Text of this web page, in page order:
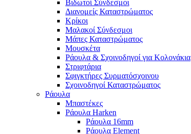
Βιδωτοί Σύνδεσμοι
Διανομείς Καταστρώματος
Κρίκοι
Μαλακοί Σύνδεσμοι
Μάπες Καταστρώματος
Μουσκέτα
Ράουλα & Σχοινοδηγοί για Κολονάκια
Στριφτάρια
Σφιγκτήρες Συρματόσχοινου
Σχοινοδηγοί Καταστρώματος
Ράουλα
Μπαστέκες
Ράουλα Harken
Ράουλα 16mm
Ράουλα Element